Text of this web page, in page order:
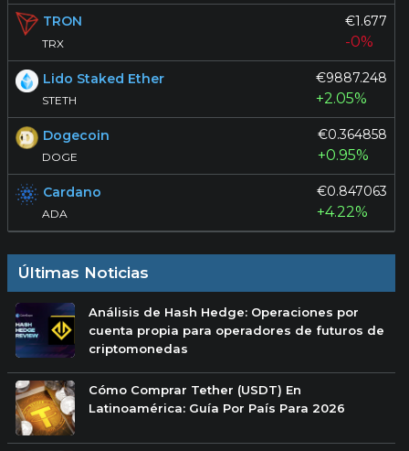
TRON
TRX
€1.677
-0%
Lido Staked Ether
STETH
€9887.248
+2.05%
Dogecoin
DOGE
€0.364858
+0.95%
Cardano
ADA
€0.847063
+4.22%
Últimas Noticias
Análisis de Hash Hedge: Operaciones por
cuenta propia para operadores de futuros de
criptomonedas
Cómo Comprar Tether (USDT) En
Latinoamérica: Guía Por País Para 2026